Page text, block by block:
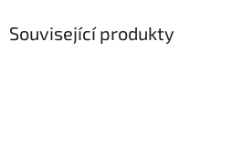
Související produkty